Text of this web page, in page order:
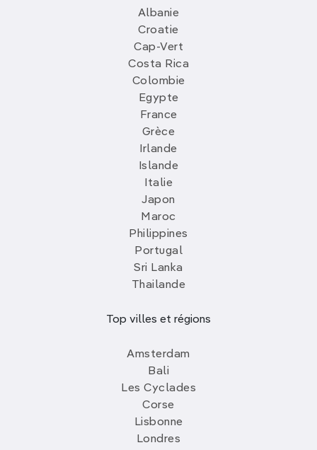
Albanie
Croatie
Cap-Vert
Costa Rica
Colombie
Egypte
France
Grèce
Irlande
Islande
Italie
Japon
Maroc
Philippines
Portugal
Sri Lanka
Thailande
Top villes et régions
Amsterdam
Bali
Les Cyclades
Corse
Lisbonne
Londres